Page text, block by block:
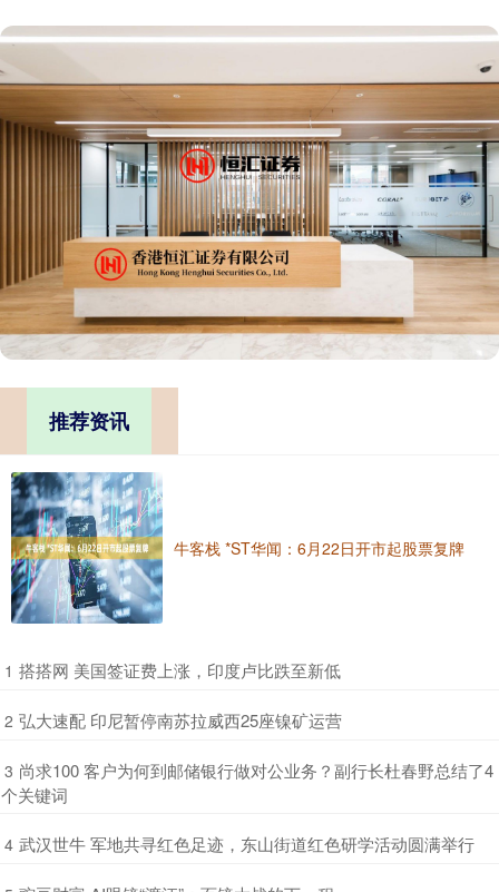
推荐资讯
牛客栈 *ST华闻：6月22日开市起股票复牌
1 ​搭搭网 美国签证费上涨，印度卢比跌至新低
2 ​弘大速配 印尼暂停南苏拉威西25座镍矿运营
3 ​尚求100 客户为何到邮储银行做对公业务？副行长杜春野总结了4
个关键词
4 ​武汉世牛 军地共寻红色足迹，东山街道红色研学活动圆满举行